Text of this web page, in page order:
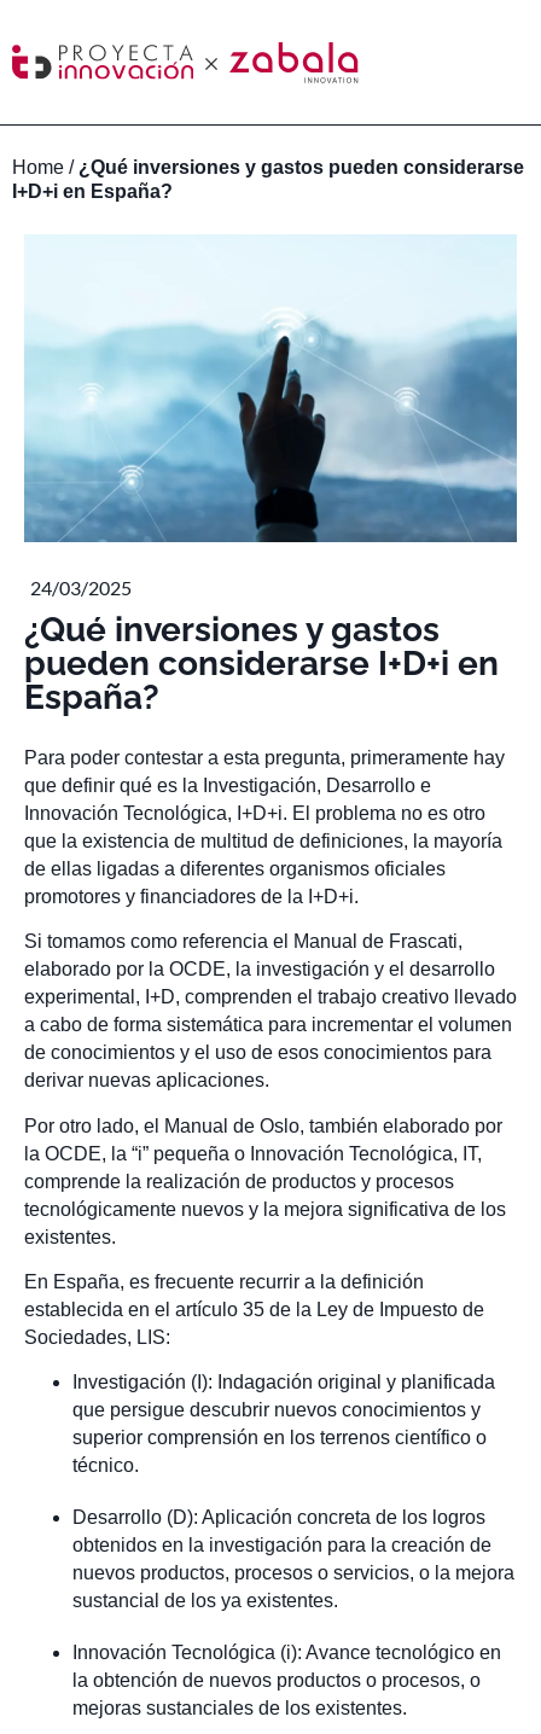
Home / ¿Qué inversiones y gastos pueden considerarse
I+D+i en España?
24/03/2025
¿Qué inversiones y gastos
pueden considerarse I+D+i en
España?
Para poder contestar a esta pregunta, primeramente hay
que definir qué es la Investigación, Desarrollo e
Innovación Tecnológica, I+D+i. El problema no es otro
que la existencia de multitud de definiciones, la mayoría
de ellas ligadas a diferentes organismos oficiales
promotores y financiadores de la I+D+i.
Si tomamos como referencia el Manual de Frascati,
elaborado por la OCDE, la investigación y el desarrollo
experimental, I+D, comprenden el trabajo creativo llevado
a cabo de forma sistemática para incrementar el volumen
de conocimientos y el uso de esos conocimientos para
derivar nuevas aplicaciones.
Por otro lado, el Manual de Oslo, también elaborado por
la OCDE, la “i” pequeña o Innovación Tecnológica, IT,
comprende la realización de productos y procesos
tecnológicamente nuevos y la mejora significativa de los
existentes.
En España, es frecuente recurrir a la definición
establecida en el artículo 35 de la Ley de Impuesto de
Sociedades, LIS:
Investigación (I): Indagación original y planificada
que persigue descubrir nuevos conocimientos y
superior comprensión en los terrenos científico o
técnico.
Desarrollo (D): Aplicación concreta de los logros
obtenidos en la investigación para la creación de
nuevos productos, procesos o servicios, o la mejora
sustancial de los ya existentes.
Innovación Tecnológica (i): Avance tecnológico en
la obtención de nuevos productos o procesos, o
mejoras sustanciales de los existentes.